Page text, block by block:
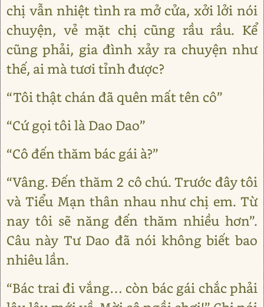
chị vẫn nhiệt tình ra mở cửa, xởi lởi nói
chuyện, vẻ mặt chị cũng rầu rầu. Kể
cũng phải, gia đình xảy ra chuyện như
thế, ai mà tươi tỉnh được?
“Tôi thật chán đã quên mất tên cô”
“Cứ gọi tôi là Dao Dao”
“Cô đến thăm bác gái à?”
“Vâng. Đến thăm 2 cô chú. Trước đây tôi
và Tiểu Mạn thân nhau như chị em. Từ
nay tôi sẽ năng đến thăm nhiều hơn”.
Câu này Tư Dao đã nói không biết bao
nhiêu lần.
“Bác trai đi vắng… còn bác gái chắc phải